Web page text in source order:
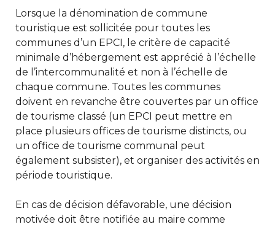
Lorsque la dénomination de commune
touristique est sollicitée pour toutes les
communes d’un EPCI, le critère de capacité
minimale d’hébergement est apprécié à l’échelle
de l’intercommunalité et non à l’échelle de
chaque commune. Toutes les communes
doivent en revanche être couvertes par un office
de tourisme classé (un EPCI peut mettre en
place plusieurs offices de tourisme distincts, ou
un office de tourisme communal peut
également subsister), et organiser des activités en
période touristique.
En cas de décision défavorable, une décision
motivée doit être notifiée au maire comme